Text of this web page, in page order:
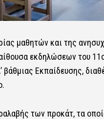
μαθητών και της
εκδηλώσεων του
Εκπαίδευσης,
των προκάτ, τα